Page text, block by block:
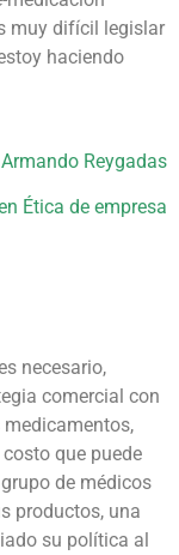
muy difícil legislar
haciendo
Armando Reygadas
Ética de empresa
necesario,
comercial con
que puede
de médicos
productos, una
su política al